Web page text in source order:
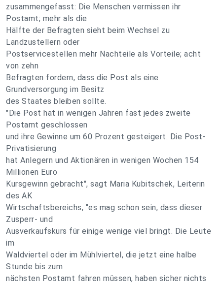
zusammengefasst: Die Menschen vermissen ihr
Postamt; mehr als die
Hälfte der Befragten sieht beim Wechsel zu
Landzustellern oder
Postservicestellen mehr Nachteile als Vorteile; acht
von zehn
Befragten fordern, dass die Post als eine
Grundversorgung im Besitz
des Staates bleiben sollte.
"Die Post hat in wenigen Jahren fast jedes zweite
Postamt geschlossen
und ihre Gewinne um 60 Prozent gesteigert. Die Post-
Privatisierung
hat Anlegern und Aktionären in wenigen Wochen 154
Millionen Euro
Kursgewinn gebracht", sagt Maria Kubitschek, Leiterin
des AK
Wirtschaftsbereichs, "es mag schon sein, dass dieser
Zusperr- und
Ausverkaufskurs für einige wenige viel bringt. Die Leute
im
Waldviertel oder im Mühlviertel, die jetzt eine halbe
Stunde bis zum
nächsten Postamt fahren müssen, haben sicher nichts